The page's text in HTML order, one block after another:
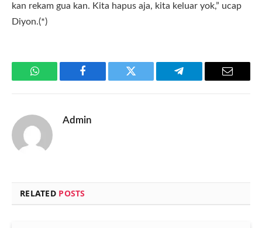
kan rekam gua kan. Kita hapus aja, kita keluar yok,” ucap
Diyon.(*)
WhatsApp Facebook Twitter Telegram Email
Admin
RELATED POSTS